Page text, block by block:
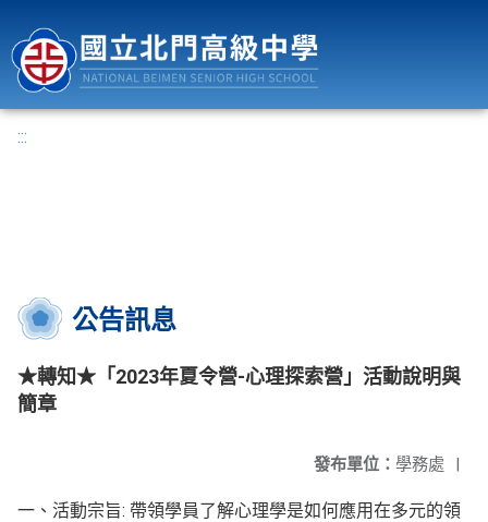
:::
公告訊息
★轉知★「2023年夏令營-心理探索營」活動說明與
簡章
發布單位： 學務處 |
一、活動宗旨: 帶領學員了解心理學是如何應用在多元的領